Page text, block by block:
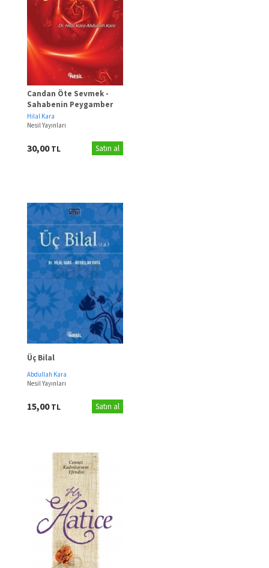
Candan Öte Sevmek -
Sahabenin Peygamber
Aşkı
Hilal Kara
Nesil Yayınları
30,00TL Satın al
Üç Bilal
Abdullah Kara
Nesil Yayınları
15,00TL Satın al